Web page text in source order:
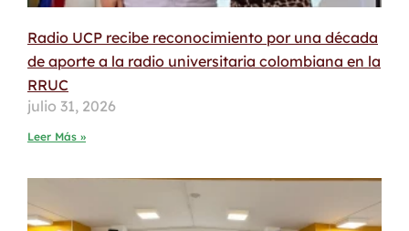
Radio UCP recibe reconocimiento por una década
de aporte a la radio universitaria colombiana en la
RRUC
julio 31, 2026
Leer Más »